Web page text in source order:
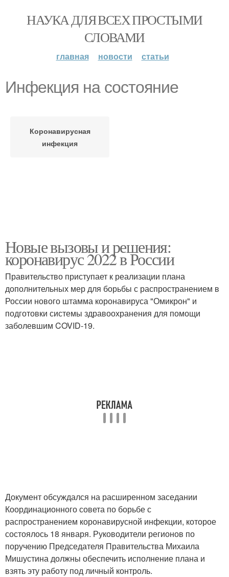
НАУКА ДЛЯ ВСЕХ ПРОСТЫМИ
СЛОВАМИ
главная новости статьи
Инфекция на состояние
Коронавирусная
инфекция
Новые вызовы и решения:
коронавирус 2022 в России
Правительство приступает к реализации плана
дополнительных мер для борьбы с распространением в
России нового штамма коронавируса "Омикрон" и
подготовки системы здравоохранения для помощи
заболевшим COVID-19.
Документ обсуждался на расширенном заседании
Координационного совета по борьбе с
распространением коронавирусной инфекции, которое
состоялось 18 января. Руководители регионов по
поручению Председателя Правительства Михаила
Мишустина должны обеспечить исполнение плана и
взять эту работу под личный контроль.